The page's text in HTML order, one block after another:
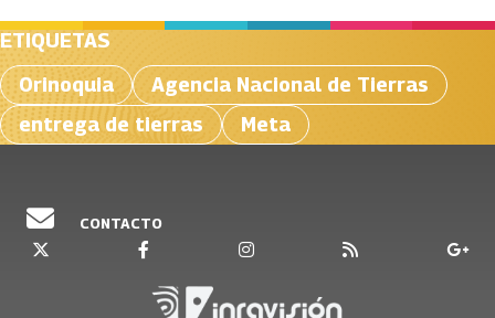
ETIQUETAS
Orinoquia
Agencia Nacional de Tierras
entrega de tierras
Meta
CONTACTO